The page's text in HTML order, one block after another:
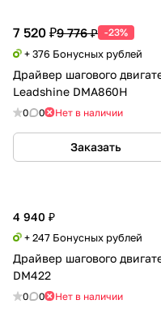
7 520 ₽9 776 ₽ -23%
+ 376 Бонусных рублей
Драйвер шагового
Leadshine DMA860H
0 0 Нет в наличии
Заказать
4 940 ₽
+ 247 Бонусных рублей
Драйвер шагового
DM422
0 0 Нет в наличии